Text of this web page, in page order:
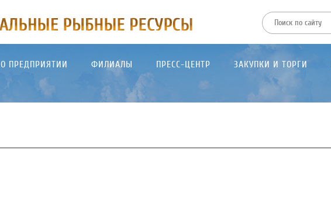
О ПРЕДПРИЯТИИ ФИЛИАЛЫ ПРЕСС-ЦЕНТР ЗАКУПКИ И ТОРГИ